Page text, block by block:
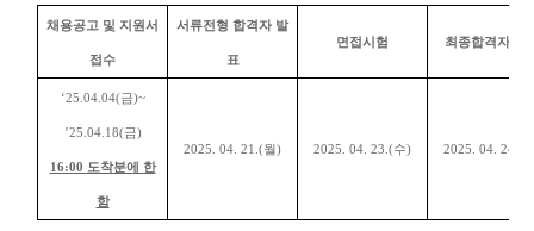
채용공고 및 지원서
접수
서류전형 합격자 발
표
면접시험 최종합격자 발
‘25.04.04(금)~
’25.04.18(금)
16:00 도착분에 한
함
2025. 04. 21.(월 ) 2025. 04. 23.(수) 2025. 04. 24.(